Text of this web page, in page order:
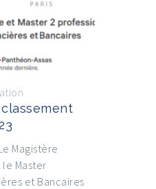
Magistère
Master
et Bancaires